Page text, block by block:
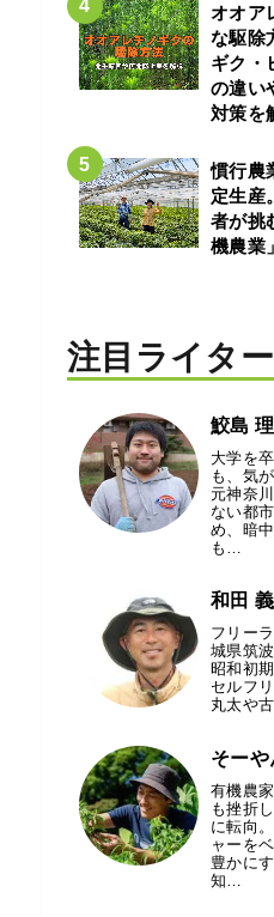
オオア
な駆除
ギク・
の違い
対策を
慣行農
定生産
者が挑
機農業」
注目ライター
鮫島
大学を
も、気
元神奈
ない都
め、暗
も…
和田
フリー
城県筑
昭和初
セルフ
丸太や
そーや
有機農
も挫折
に転向
ャーを
豊かに
知…